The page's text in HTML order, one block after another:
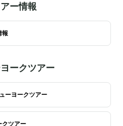
ー情報
報
ークツアー
ーヨークツアー
クツアー